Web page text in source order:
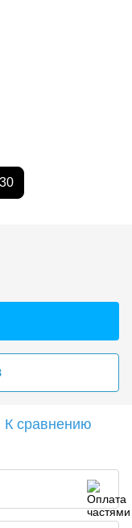
К сравнению